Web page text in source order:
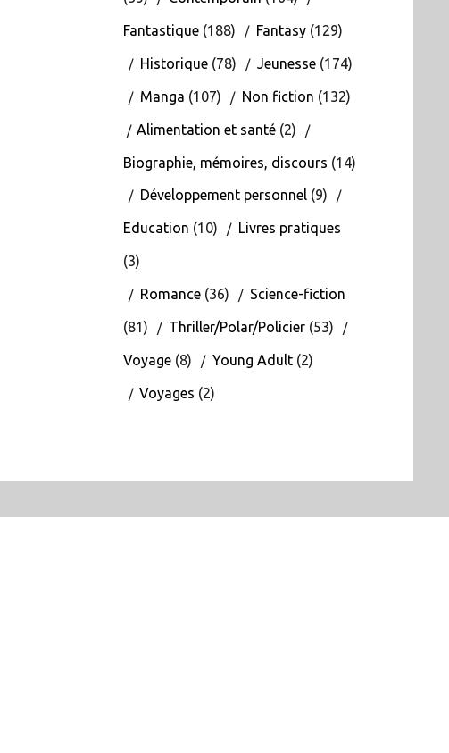
Fantastique(188) Fantasy(129)
Historique(78) Jeunesse(174)
Manga (107) Non fiction (132)
Alimentation et santé(2)
Biographie, mémoires, discours (14)
Développement personnel(9)
Education (10) Livres pratiques
(3)
Romance(36) Science-fiction
(81) Thriller/Polar/Policier(53)
Voyage(8) Young Adult(2)
Voyages (2)